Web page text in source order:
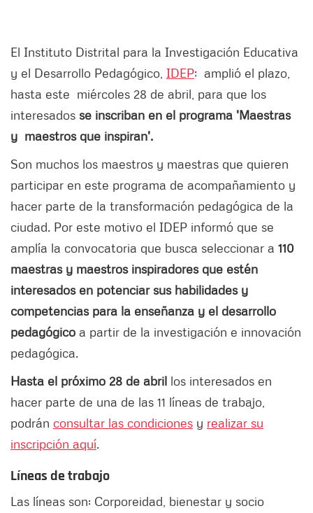
El Instituto Distrital para la Investigación Educativa
y el Desarrollo Pedagógico, IDEP; amplió el plazo,
hasta este miércoles 28 de abril, para que los
interesados se inscriban en el programa 'Maestras
y maestros que inspiran'.
Son muchos los maestros y maestras que quieren
participar en este programa de acompañamiento y
hacer parte de la transformación pedagógica de la
ciudad. Por este motivo el IDEP informó que se
amplía la convocatoria que busca seleccionar a 110
maestras y maestros inspiradores que estén
interesados en potenciar sus habilidades y
competencias para la enseñanza y el desarrollo
pedagógico a partir de la investigación e innovación
pedagógica.
Hasta el próximo 28 de abril los interesados en
hacer parte de una de las 11 líneas de trabajo,
podrán consultar las condiciones y realizar su
inscripción aquí.
Líneas de trabajo
Las líneas son: Corporeidad, bienestar y socio